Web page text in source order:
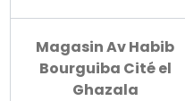
Magasin Av Habib
Bourguiba Cité el
Ghazala